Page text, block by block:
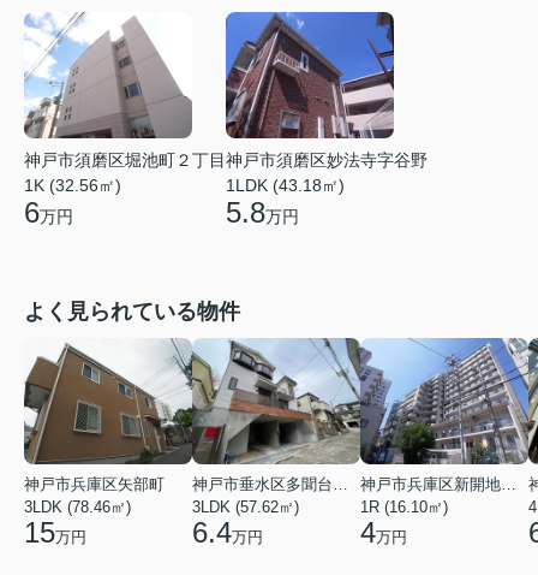
神戸市須磨区堀池町２丁目
1K (32.56㎡)
6万円
神戸市須磨区妙法寺字谷野
1LDK (43.18㎡)
5.8万円
よく見られている物件
神戸市兵庫区矢部町
3LDK (78.46㎡)
15万円
神戸市垂水区多聞台２丁目
3LDK (57.62㎡)
6.4万円
神戸市兵庫区新開地１丁目
1R (16.10㎡)
4万円